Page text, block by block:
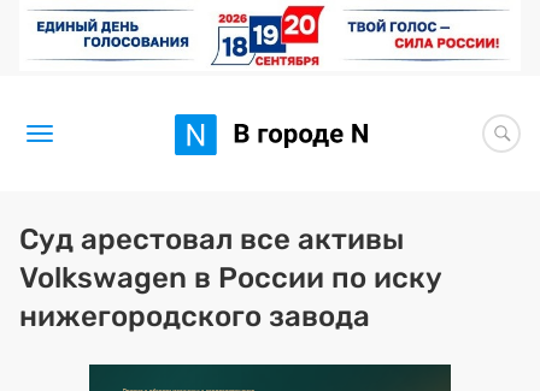
Новости
Статьи
Здоровье
BORЩ
Суд арестовал все активы
Volkswagen в России по иску
нижегородского завода